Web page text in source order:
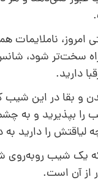
امروز، ناملایمات
سخت‌تر شود،
دارید.
و بقا در این
را بپذیرید و به
لیاقتش را دارید
یک شیب روبه‌روی
از آن است.